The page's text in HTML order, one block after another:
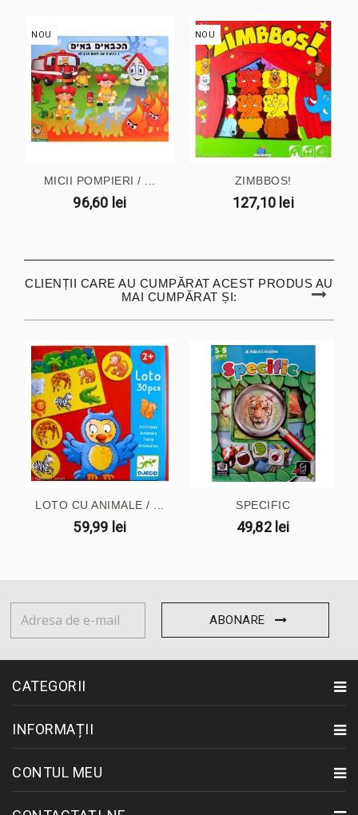
NOU
MICII POMPIERI / ...
96,60 lei
NOU
ZIMBBOS!
127,10 lei
CLIENȚII CARE AU CUMPĂRAT ACEST PRODUS AU
MAI CUMPĂRAT ȘI:
LOTO CU ANIMALE / ...
59,99 lei
SPECIFIC
49,82 lei
ABONARE
CATEGORII
INFORMAȚII
CONTUL MEU